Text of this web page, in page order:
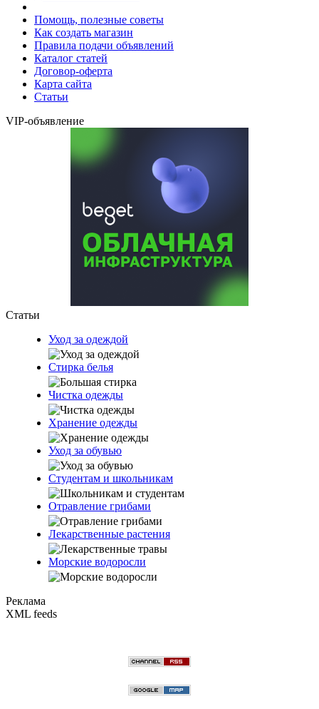
Помощь, полезные советы
Как создать магазин
Правила подачи объявлений
Каталог статей
Договор-оферта
Карта сайта
Статьи
VIP-объявление
Статьи
Уход за одеждой
Стирка белья
Чистка одежды
Хранение одежды
Уход за обувью
Студентам и школьникам
Отравление грибами
Лекарственные растения
Морские водоросли
Реклама
XML feeds